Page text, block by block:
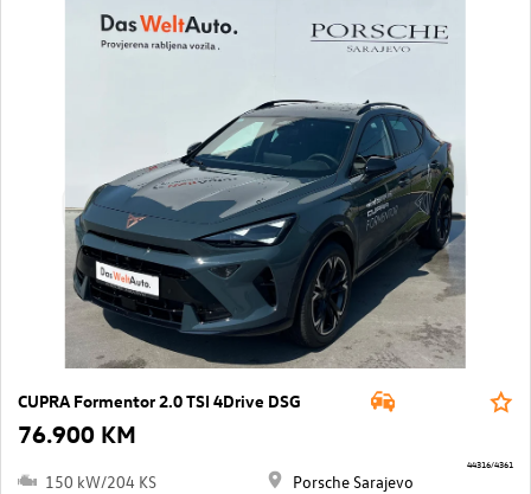
CUPRA Formentor 2.0 TSI 4Drive DSG
76.900 KM
150 kW/204 KS
Porsche Sarajevo
44316/4361